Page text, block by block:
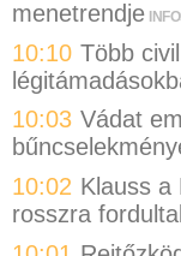
menetrendje
10:10 Több
10:03 Vádat
10:02 Klauss a
rosszra